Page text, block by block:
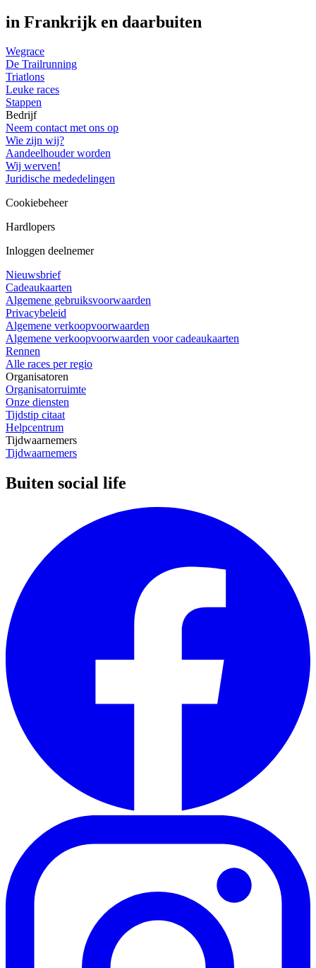
in Frankrijk en daarbuiten
Wegrace
De Trailrunning
Triatlons
Leuke races
Stappen
Bedrijf
Neem contact met ons op
Wie zijn wij?
Aandeelhouder worden
Wij werven!
Juridische mededelingen
Cookiebeheer
Hardlopers
Inloggen deelnemer
Nieuwsbrief
Cadeaukaarten
Algemene gebruiksvoorwaarden
Privacybeleid
Algemene verkoopvoorwaarden
Algemene verkoopvoorwaarden voor cadeaukaarten
Rennen
Alle races per regio
Organisatoren
Organisatorruimte
Onze diensten
Tijdstip citaat
Helpcentrum
Tijdwaarnemers
Tijdwaarnemers
Buiten social life